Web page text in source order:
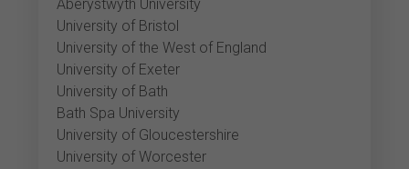
Aberystwyth University
University of Bristol
University of the West of England
University of Exeter
University of Bath
Bath Spa University
University of Gloucestershire
University of Worcester